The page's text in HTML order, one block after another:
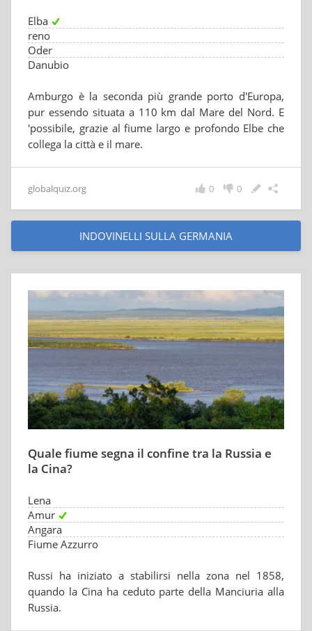
Elba
reno
Oder
Danubio
Amburgo è la seconda più grande porto d'Europa,
pur essendo situata a 110 km dal Mare del Nord. E
'possibile, grazie al fiume largo e profondo Elbe che
collega la città e il mare.
globalquiz.org 0
0
INDOVINELLI SULLA GERMANIA
Quale fiume segna il confine tra la Russia e
la Cina?
Lena
Amur
Angara
Fiume Azzurro
Russi ha iniziato a stabilirsi nella zona nel 1858,
quando la Cina ha ceduto parte della Manciuria alla
Russia.